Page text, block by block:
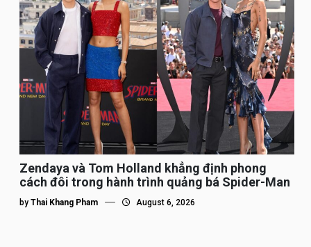
Zendaya và Tom Holland khẳng định phong
cách đôi trong hành trình quảng bá Spider-Man
by Thai Khang Pham August 6, 2026